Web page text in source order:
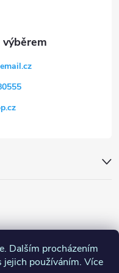
Dalším procházením
používáním. Více
email.cz